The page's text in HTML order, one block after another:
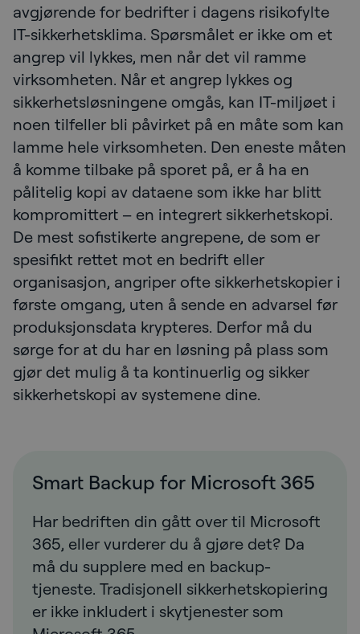
avgjørende for bedrifter i dagens risikofylte
IT-sikkerhetsklima. Spørsmålet er ikke om et
angrep vil lykkes, men når det vil ramme
virksomheten. Når et angrep lykkes og
sikkerhetsløsningene omgås, kan IT-miljøet i
noen tilfeller bli påvirket på en måte som kan
lamme hele virksomheten. Den eneste måten
å komme tilbake på sporet på, er å ha en
pålitelig kopi av dataene som ikke har blitt
kompromittert – en integrert sikkerhetskopi.
De mest sofistikerte angrepene, de som er
spesifikt rettet mot en bedrift eller
organisasjon, angriper ofte sikkerhetskopier i
første omgang, uten å sende en advarsel før
produksjonsdata krypteres. Derfor må du
sørge for at du har en løsning på plass som
gjør det mulig å ta kontinuerlig og sikker
sikkerhetskopi av systemene dine.
Smart Backup for Microsoft 365
Har bedriften din gått over til Microsoft
365, eller vurderer du å gjøre det? Da
må du supplere med en backup-
tjeneste. Tradisjonell sikkerhetskopiering
er ikke inkludert i skytjenester som